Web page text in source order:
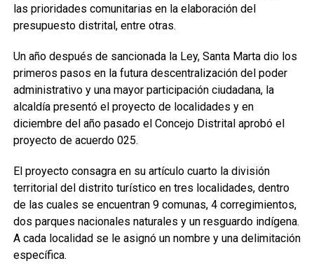
las prioridades comunitarias en la elaboración del
presupuesto distrital, entre otras.
Un año después de sancionada la Ley, Santa Marta dio los
primeros pasos en la futura descentralización del poder
administrativo y una mayor participación ciudadana, la
alcaldía presentó el proyecto de localidades y en
diciembre del año pasado el Concejo Distrital aprobó el
proyecto de acuerdo 025.
El proyecto consagra en su artículo cuarto la división
territorial del distrito turístico en tres localidades, dentro
de las cuales se encuentran 9 comunas, 4 corregimientos,
dos parques nacionales naturales y un resguardo indígena.
A cada localidad se le asignó un nombre y una delimitación
específica.